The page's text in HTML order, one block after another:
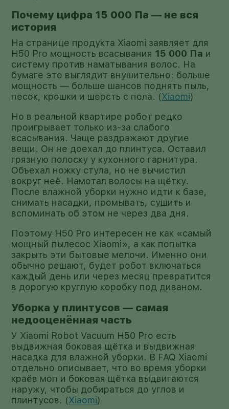
Почему цифра 15 000 Па — не вся
история
На странице продукта Xiaomi заявляет для
H50 Pro мощность всасывания 15 000 Па и
систему против наматывания волос. На
бумаге это выглядит внушительно: больше
мощность — больше шансов поднять пыль,
песок, крошки и шерсть с пола. (Xiaomi)
Но в реальной квартире робот редко
проигрывает только из-за слабого
всасывания. Чаще раздражают другие
вещи. Он не доехал до плинтуса. Оставил
грязную полоску у кухонного гарнитура.
Объехал ножку стула, но не вычистил
вокруг неё. Намотал волосы на щётку.
После влажной уборки нужно идти к базе,
снимать насадки, промывать, сушить и
вспоминать об этом не через два дня.
Поэтому H50 Pro интересен не как «самый
мощный пылесос Xiaomi», а как попытка
закрыть эти бытовые мелочи. Именно они
обычно решают, будет робот включаться
каждый день или через месяц превратится
в дорогую круглую коробку под диваном.
Уборка у плинтусов — самая
недооценённая часть
У Xiaomi Robot Vacuum H50 Pro есть
выдвижная боковая щётка и выдвижная
насадка для влажной уборки. В FAQ Xiaomi
отдельно описывает, что во время уборки
краёв моп и боковая щётка выдвигаются
наружу, чтобы добираться до углов и
плинтусов. (Xiaomi)